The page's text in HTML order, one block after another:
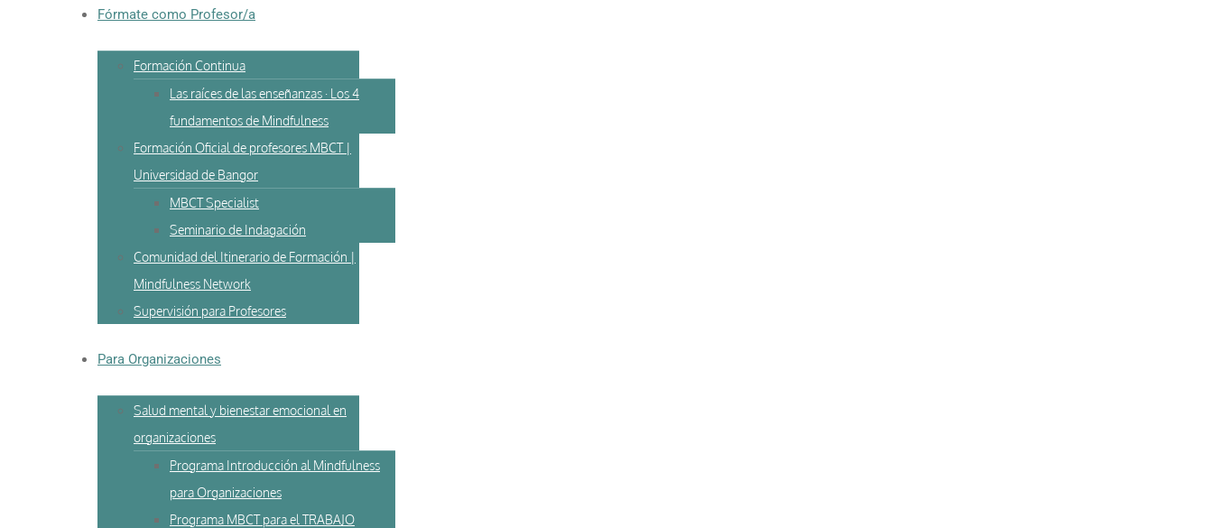
Fórmate como Profesor/a
Formación Continua
Las raíces de las enseñanzas · Los 4
fundamentos de Mindfulness
Formación Oficial de profesores MBCT |
Universidad de Bangor
MBCT Specialist
Seminario de Indagación
Comunidad del Itinerario de Formación |
Mindfulness Network
Supervisión para Profesores
Para Organizaciones
Salud mental y bienestar emocional en
organizaciones
Programa Introducción al Mindfulness
para Organizaciones
Programa MBCT para el TRABAJO